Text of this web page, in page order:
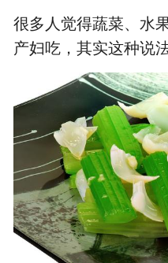
很多人觉得蔬菜、水
产妇吃，其实这种说